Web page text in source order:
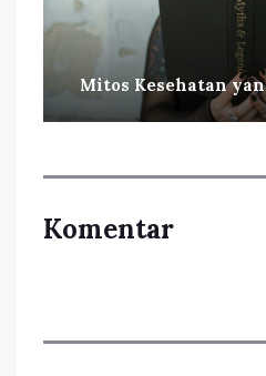
Mitos Kesehatan
Komentar